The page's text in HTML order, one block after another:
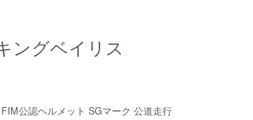
ングベイリス
FIM公認ヘルメット SGマーク 公道走行